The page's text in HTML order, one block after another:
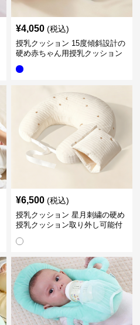
¥4,050 (税込)
授乳クッション 15度傾斜設計の
硬め赤ちゃん用授乳クッション
¥6,500 (税込)
授乳クッション 星月刺繍の硬め
授乳クッション取り外し可能付